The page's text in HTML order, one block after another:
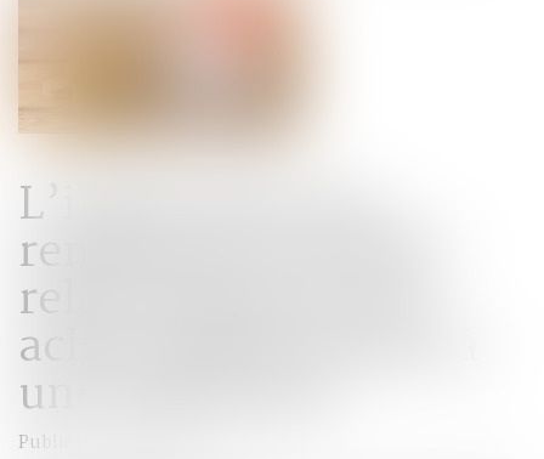
L’indivisaire qui
rembourse le crédit-
relais finançant un
achat indivis a droit à
une indemnité
Publié le :